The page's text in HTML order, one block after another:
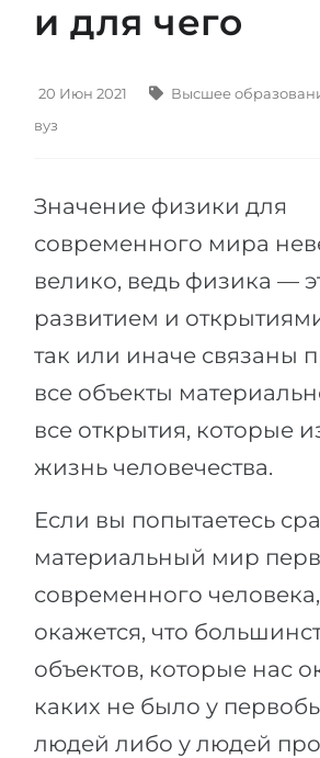
Языковая виза
Штудиенколлеги
Подготовка к вузу
Подготовка к штудиенколлег
Специальные курсы
Земли
Примеры вакансий
Штудиенколлег
Магистратура
Второе Высшее
Школы 11 классов
Школы 12 классов (NIS)
Колледжа
IB-Diploma
ПОСТУПАЕМ НА...
Медицина
Инженерия
Другая специальность
и для чего
20 Июн 2021 Высшее
вуз
Значение физики для
современного мира
велико, ведь физика —
развитием и
так или иначе связаны
все объекты
все открытия, которые
жизнь человечества.
Если вы попытаетесь
материальный мир
современного
окажется, что
объектов, которые нас
каких не было у
людей либо у людей